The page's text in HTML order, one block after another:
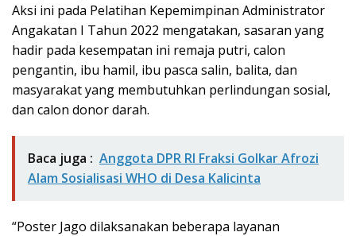
Aksi ini pada Pelatihan Kepemimpinan Administrator
Angakatan I Tahun 2022 mengatakan, sasaran yang
hadir pada kesempatan ini remaja putri, calon
pengantin, ibu hamil, ibu pasca salin, balita, dan
masyarakat yang membutuhkan perlindungan sosial,
dan calon donor darah.
Baca juga : Anggota DPR RI Fraksi Golkar Afrozi
Alam Sosialisasi WHO di Desa Kalicinta
“Poster Jago dilaksanakan beberapa layanan